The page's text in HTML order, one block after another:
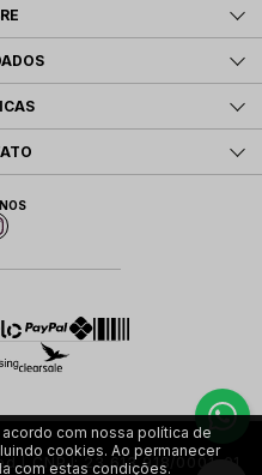
| CNPJ: 23.613.918/0001-01
com nossa política de
cookies. Ao permanecer
com estas condições.